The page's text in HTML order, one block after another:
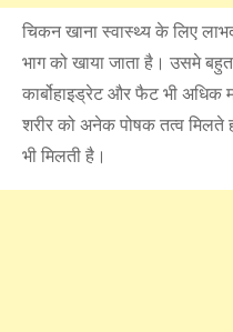
चिकन खाना स्वास्थ्य के लिए
भाग को खाया जाता है। उसमे बहुत
कार्बोहाइड्रेट और फैट भी अधिक
शरीर को अनेक पोषक तत्व
भी मिलती है।